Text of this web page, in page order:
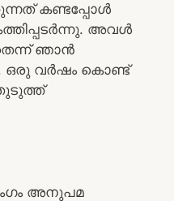
കണ്ടപ്പോള്‍
അവള്‍
ഞാന്‍
ഒരു വര്‍ഷം കൊണ്ട്
അനുപമ